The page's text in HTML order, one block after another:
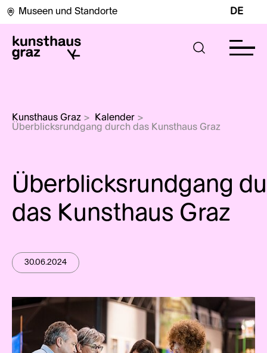
Museen und Standorte DE
Kunsthaus Graz > Kalender >
Überblicksrundgang durch das Kunsthaus Graz
Überblicksrundgang
das Kunsthaus Graz
30.06.2024